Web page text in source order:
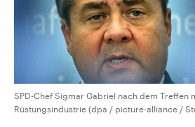
SPD-Chef Sigmar Gabriel nach dem Treffen
Rüstungsindustrie (dpa / picture-alliance /